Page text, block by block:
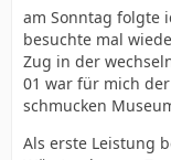
am Sonntag folgte
besuchte mal
Zug in der
01 war für mich
schmucken
Als erste Leistung